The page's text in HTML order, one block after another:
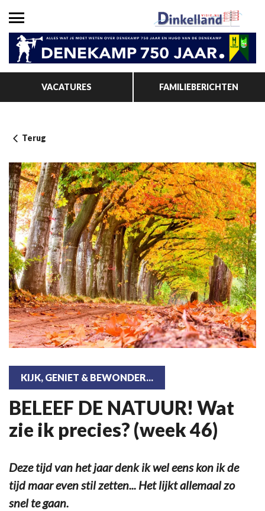
VACATURES FAMILIEBERICHTEN
Terug
KIJK, GENIET & BEWONDER...
BELEEF DE NATUUR! Wat
zie ik precies? (week 46)
Deze tijd van het jaar denk ik wel eens kon ik de
tijd maar even stil zetten... Het lijkt allemaal zo
snel te gaan.